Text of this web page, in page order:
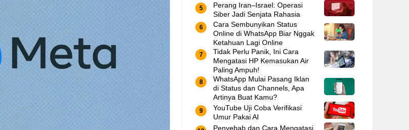
Perang Iran–Israel: Operasi
Siber Jadi Senjata Rahasia
Cara Sembunyikan Status
Online di WhatsApp Biar Nggak
Ketahuan Lagi Online
Tidak Perlu Panik, Ini Cara
Mengatasi HP Kemasukan Air
Paling Ampuh!
WhatsApp Mulai Pasang Iklan
di Status dan Channels, Apa
Artinya Buat Kamu?
YouTube Uji Coba Verifikasi
Umur Pakai AI
Penyebab dan Cara Mengatasi